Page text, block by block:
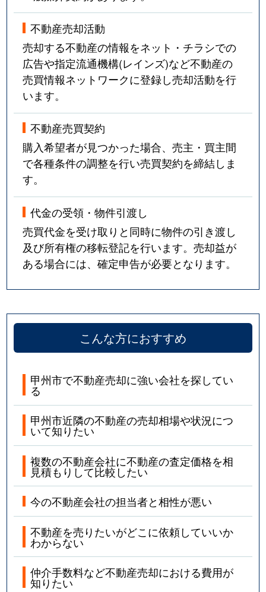
不動産売却活動
売却する不動産の情報をネット・チラシでの
広告や指定流通機構(レインズ)など不動産の
売買情報ネットワークに登録し売却活動を行
います。
不動産売買契約
購入希望者が見つかった場合、売主・買主間
で各種条件の調整を行い売買契約を締結しま
す。
代金の受領・物件引渡し
売買代金を受け取りと同時に物件の引き渡し
及び所有権の移転登記を行います。売却益が
ある場合には、確定申告が必要となります。
こんな方におすすめ
甲州市で不動産売却に強い会社を探してい
る
甲州市近隣の不動産の売却相場や状況につ
いて知りたい
複数の不動産会社に不動産の査定価格を相
見積もりして比較したい
今の不動産会社の担当者と相性が悪い
不動産を売りたいがどこに依頼していいか
わからない
仲介手数料など不動産売却における費用が
知りたい